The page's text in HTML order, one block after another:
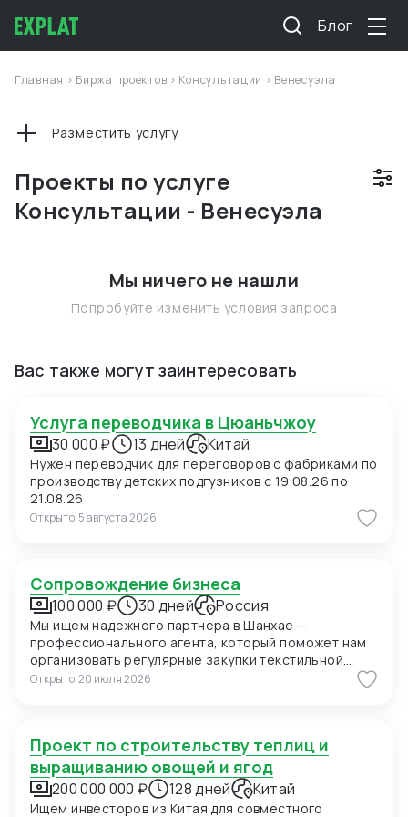
Блог
Главная > Биржа проектов > Консультации > Венесуэла
Проекты по услуге
Консультации - Венесуэла
Разместить услугу
Мы ничего не нашли
Попробуйте изменить условия запроса
Вас также могут заинтересовать
Услуга переводчика в Цюаньчжоу
30 000 ₽ 13 дней Китай
Нужен переводчик для переговоров с фабриками по
производству детских подгузников с 19.08.26 по
21.08.26
Открыто 5 августа 2026
Сопровождение бизнеса
100 000 ₽ 30 дней Россия
Мы ищем надежного партнера в Шанхае —
профессионального агента, который поможет нам
организовать регулярные закупки текстильной
продукции и фурнитуры в Китае. В ближайшее время
мы планируем приехать в Шанхай для личных встреч
и поиск подходящих фабрик. Конкретно сейчас нас
интересуют позиции: 1. Вешалки пластиковые для
мужских костюмов с возможностью нанесения
логотипа (брендирование). Сегмент —
Открыто 20 июля 2026
Проект по строительству теплиц и
выращиванию овощей и ягод
200 000 000 ₽ 128 дней Китай
Ищем инвесторов из Китая для совместного